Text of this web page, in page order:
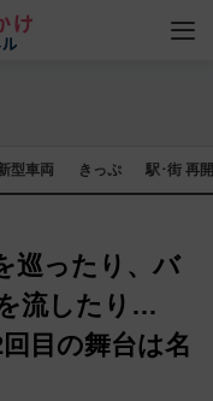
型車両 きっぷ 駅･街 再
巡ったり、バ
流したり…
目の舞台は名